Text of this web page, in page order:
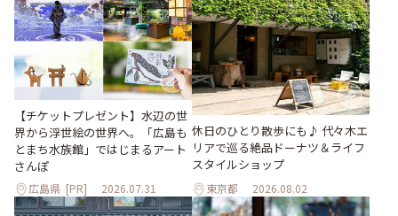
【チケットプレゼント】水辺の世
界から浮世絵の世界へ。「広島も
とまち水族館」ではじまるアート
さんぽ
広島県 [PR] 2026.07.31
休日のひとり散歩にも♪ 代々木エ
リアで巡る絶品ドーナツ＆ライフ
スタイルショップ
東京都 2026.08.02